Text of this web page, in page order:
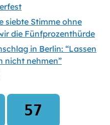
siebte Stimme ohne
die Fünfprozenthürde
in Berlin: “Lassen
nicht nehmen”
57